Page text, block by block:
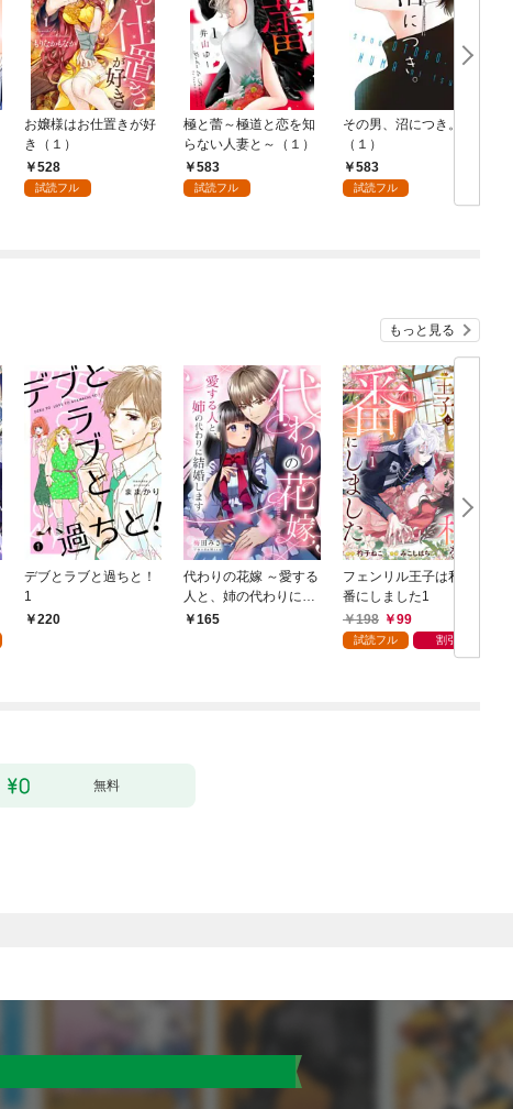
お嬢様はお仕置きが好
き（１）
528
試読フル
極と蕾～極道と恋を知
らない人妻と～（１）
583
試読フル
その男、沼につき。
（１）
583
試読フル
もっと見る
デブとラブと過ちと！
1
220
代わりの花嫁 ～愛する
人と、姉の代わりに結
婚します～ 1
165
フェンリル王子は私を
番にしました1
198
99
試読フル 割引
無料